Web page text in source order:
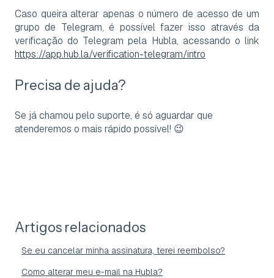
Caso queira alterar apenas o número de acesso de um
grupo de Telegram, é possível fazer isso através da
verificação do Telegram pela Hubla, acessando o link
https://app.hub.la/verification-telegram/intro
Precisa de ajuda?
Se já chamou pelo suporte, é só aguardar que
atenderemos o mais rápido possível! 😉
Artigos relacionados
Se eu cancelar minha assinatura, terei reembolso?
Como alterar meu e-mail na Hubla?